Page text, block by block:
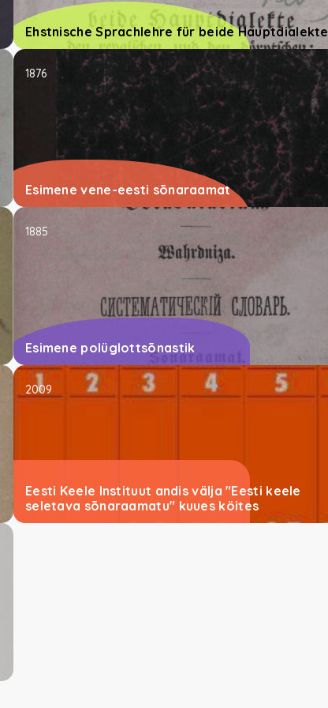
Ehstnische Sprachlehre für beide Hauptdialekte
Esimene vene-eesti sõnaraamat
1876
Esimene polüglottsõnastik
1885
Eesti Keele Instituut andis välja "Eesti keele
seletava sõnaraamatu" kuues köites
2009